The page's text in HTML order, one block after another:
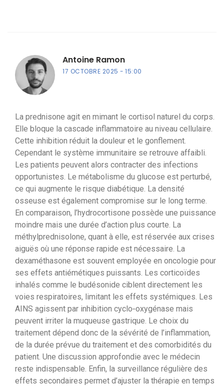
Antoine Ramon
17 OCTOBRE 2025 15:00
La prednisone agit en mimant le cortisol naturel du corps.
Elle bloque la cascade inflammatoire au niveau cellulaire.
Cette inhibition réduit la douleur et le gonflement.
Cependant le système immunitaire se retrouve affaibli.
Les patients peuvent alors contracter des infections
opportunistes. Le métabolisme du glucose est perturbé,
ce qui augmente le risque diabétique. La densité
osseuse est également compromise sur le long terme.
En comparaison, l’hydrocortisone possède une puissance
moindre mais une durée d’action plus courte. La
méthylprednisolone, quant à elle, est réservée aux crises
aiguës où une réponse rapide est nécessaire. La
dexaméthasone est souvent employée en oncologie pour
ses effets antiémétiques puissants. Les corticoïdes
inhalés comme le budésonide ciblent directement les
voies respiratoires, limitant les effets systémiques. Les
AINS agissent par inhibition cyclo‑oxygénase mais
peuvent irriter la muqueuse gastrique. Le choix du
traitement dépend donc de la sévérité de l’inflammation,
de la durée prévue du traitement et des comorbidités du
patient. Une discussion approfondie avec le médecin
reste indispensable. Enfin, la surveillance régulière des
effets secondaires permet d’ajuster la thérapie en temps